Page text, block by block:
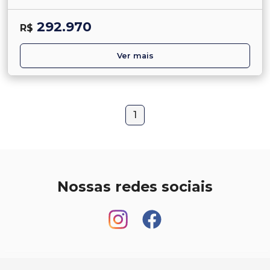
R$ 292.970
Ver mais
1
Nossas redes sociais